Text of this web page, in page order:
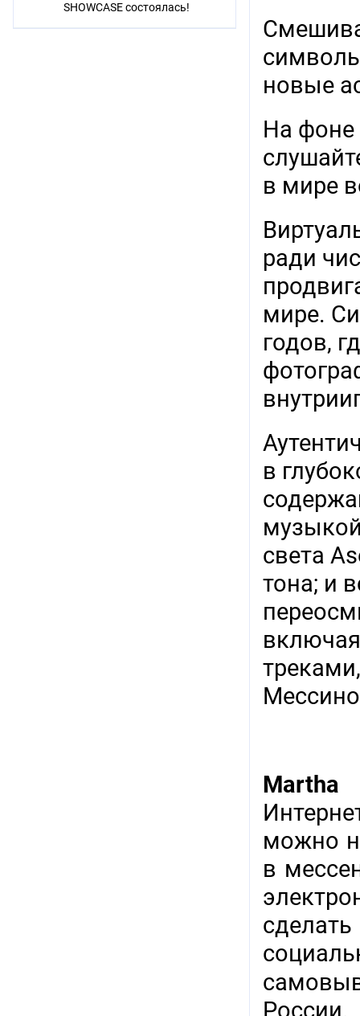
новые
На фоне
в мире
ради
мире.
годов,
в
света
тона; и
Martha
можно
в
России.
SHOWCASE состоялась!